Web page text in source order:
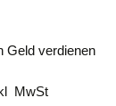
Geld verdienen
MwSt